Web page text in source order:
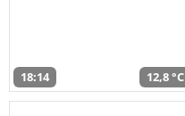
18:14 12,8 °C